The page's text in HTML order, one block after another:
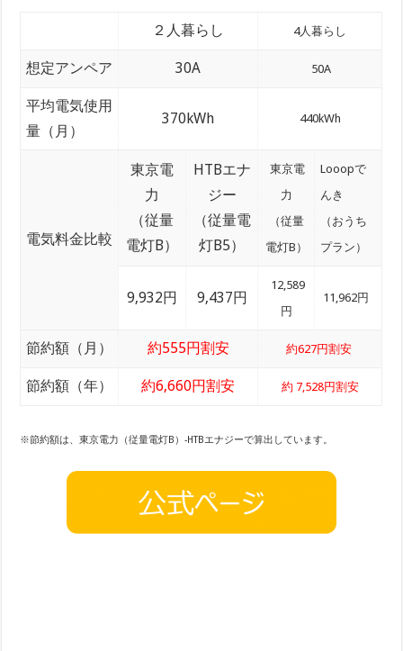
２人暮らし 4人暮らし
想定アンペア 30A 50A
平均電気使用
量（月）
370kWh 440kWh
電気料金比較
東京電
力
（従量
電灯B）
HTBエナ
ジー
（従量電
灯B5）
東京電
力
（従量
電灯B）
Looopで
んき
（おうち
プラン）
9,932円 9,437円
12,589
円
11,962円
節約額（月） 約555円割安 約627円割安
節約額（年） 約6,660円割安 約 7,528円割安
※節約額は、東京電力（従量電灯B）-HTBエナジーで算出しています。